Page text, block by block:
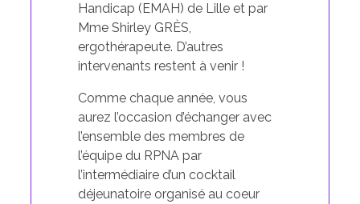
Handicap (EMAH) de Lille et par
Mme Shirley GRÈS,
ergothérapeute. D’autres
intervenants restent à venir !
Comme chaque année, vous
aurez l’occasion d’échanger avec
l’ensemble des membres de
l’équipe du RPNA par
l’intermédiaire d’un cocktail
déjeunatoire organisé au coeur